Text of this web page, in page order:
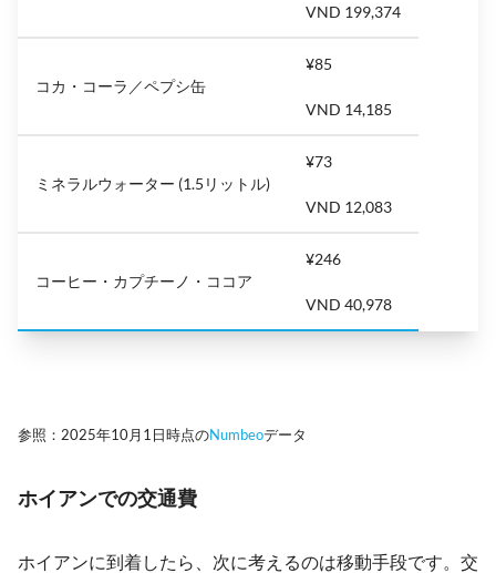
VND 199,374
コカ・コーラ／ペプシ缶
¥85
VND 14,185
ミネラルウォーター (1.5リットル)
¥73
VND 12,083
コーヒー・カプチーノ・ココア
¥246
VND 40,978
参照：2025年10月1日時点のNumbeoデータ
ホイアンでの交通費
ホイアンに到着したら、次に考えるのは移動手段です。交